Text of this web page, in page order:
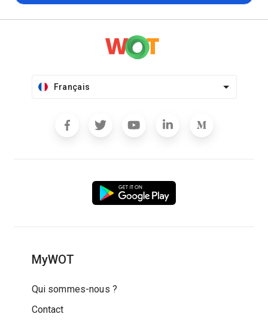
Français
MyWOT
Qui sommes-nous ?
Contact